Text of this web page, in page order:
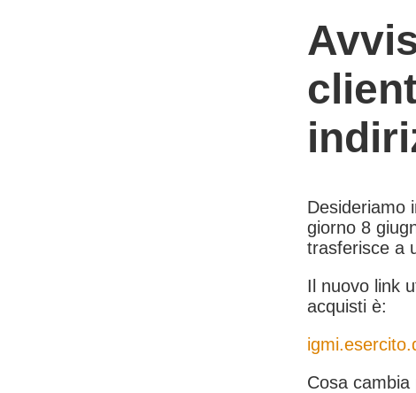
Desideriamo
giorno 8
trasferisce a
Il nuovo link
acquisti è:
Cosa cambia